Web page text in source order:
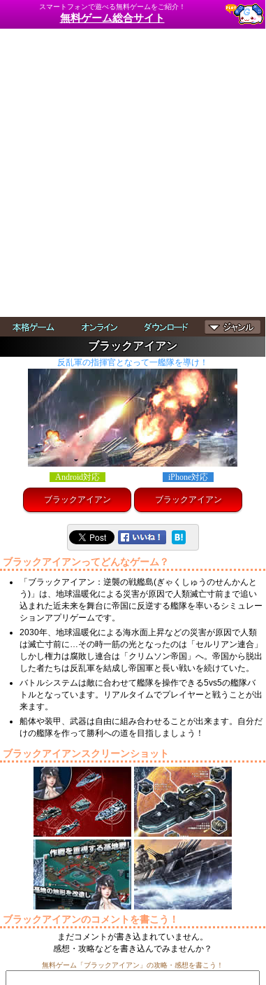
スマートフォンで遊べる無料ゲームをご紹介！
無料ゲーム総合サイト
ブラックアイアン
反乱軍の指揮官となって一艦隊を導け！
Android対応
ブラックアイアン
iPhone対応
ブラックアイアン
ブラックアイアンってどんなゲーム？
「ブラックアイアン：逆襲の戦艦島(ぎゃくしゅうのせんかんと
う)」は、地球温暖化による災害が原因で人類滅亡寸前まで追い
込まれた近未来を舞台に帝国に反逆する艦隊を率いるシミュレー
ションアプリゲームです。
2030年、地球温暖化による海水面上昇などの災害が原因で人類
は滅亡寸前に…その時一筋の光となったのは「セルリアン連合」
しかし権力は腐敗し連合は「クリムソン帝国」へ。帝国から脱出
した者たちは反乱軍を結成し帝国軍と長い戦いを続けていた。
バトルシステムは敵に合わせて艦隊を操作できる5vs5の艦隊バ
トルとなっています。リアルタイムでプレイヤーと戦うことが出
来ます。
船体や装甲、武器は自由に組み合わせることが出来ます。自分だ
けの艦隊を作って勝利への道を目指しましょう！
ブラックアイアンスクリーンショット
ブラックアイアンのコメントを書こう！
まだコメントが書き込まれていません。
感想・攻略などを書き込んでみませんか？
無料ゲーム「ブラックアイアン」の攻略・感想を書こう！